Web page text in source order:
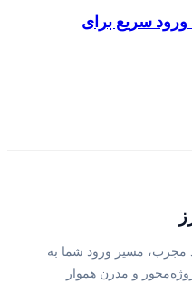
ورود سریع برای
مجرب، مسیر ورود شما به
و مدرن هموار